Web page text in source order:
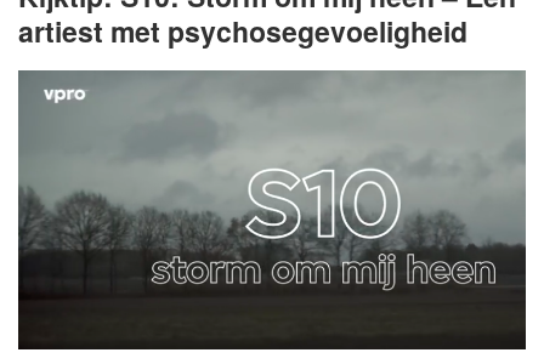
artiest met psychosegevoeligheid